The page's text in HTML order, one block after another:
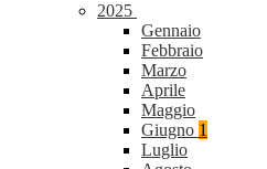
2025
Gennaio
Febbraio
Marzo
Aprile
Maggio
Giugno 1
Luglio